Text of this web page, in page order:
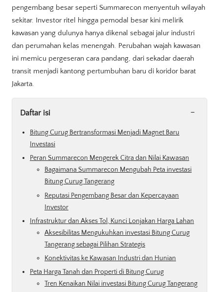
pengembang besar seperti Summarecon menyentuh wilayah
sekitar. Investor ritel hingga pemodal besar kini melirik
kawasan yang dulunya hanya dikenal sebagai jalur industri
dan perumahan kelas menengah. Perubahan wajah kawasan
ini memicu pergeseran cara pandang, dari sekadar daerah
transit menjadi kantong pertumbuhan baru di koridor barat
Jakarta.
Daftar isi -
Bitung Curug Bertransformasi Menjadi Magnet Baru
Investasi
Peran Summarecon Mengerek Citra dan Nilai Kawasan
Bagaimana Summarecon Mengubah Peta investasi
Bitung Curug Tangerang
Reputasi Pengembang Besar dan Kepercayaan
Investor
Infrastruktur dan Akses Tol, Kunci Lonjakan Harga Lahan
Aksesibilitas Mengukuhkan investasi Bitung Curug
Tangerang sebagai Pilihan Strategis
Konektivitas ke Kawasan Industri dan Hunian
Peta Harga Tanah dan Properti di Bitung Curug
Tren Kenaikan Nilai investasi Bitung Curug Tangerang